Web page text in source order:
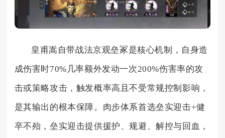
皇甫嵩自带战法京观垒冢是核心机制，自身造
成伤害时70%几率额外发动一次200%伤害率的攻
击或策略攻击，触发概率高且不受常规控制影响，
是其输出的根本保障。肉步体系首选垒实迎击+健
卒不殆，垒实迎击提供援护、规避、解控与回血，